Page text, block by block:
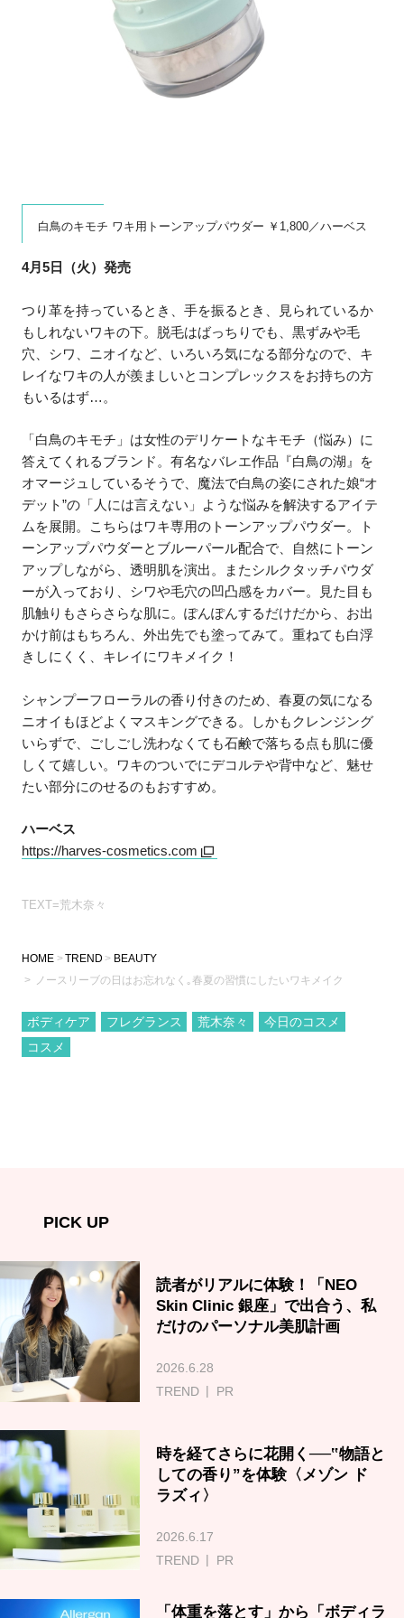
白鳥のキモチ ワキ用トーンアップパウダー ￥1,800／ハーベス
4月5日（火）発売
つり革を持っているとき、手を振るとき、見られているか
もしれないワキの下。脱毛はばっちりでも、黒ずみや毛
穴、シワ、ニオイなど、いろいろ気になる部分なので、キ
レイなワキの人が羨ましいとコンプレックスをお持ちの方
もいるはず…。
「白鳥のキモチ」は女性のデリケートなキモチ（悩み）に
答えてくれるブランド。有名なバレエ作品『白鳥の湖』を
オマージュしているそうで、魔法で白鳥の姿にされた娘“オ
デット”の「人には言えない」ような悩みを解決するアイテ
ムを展開。こちらはワキ専用のトーンアップパウダー。ト
ーンアップパウダーとブルーパール配合で、自然にトーン
アップしながら、透明肌を演出。またシルクタッチパウダ
ーが入っており、シワや毛穴の凹凸感をカバー。見た目も
肌触りもさらさらな肌に。ぽんぽんするだけだから、お出
かけ前はもちろん、外出先でも塗ってみて。重ねても白浮
きしにくく、キレイにワキメイク！
シャンプーフローラルの香り付きのため、春夏の気になる
ニオイもほどよくマスキングできる。しかもクレンジング
いらずで、ごしごし洗わなくても石鹸で落ちる点も肌に優
しくて嬉しい。ワキのついでにデコルテや背中など、魅せ
たい部分にのせるのもおすすめ。
ハーベス
https://harves-cosmetics.com
TEXT=荒木奈々
HOME TREND
BEAUTY
ノースリーブの日はお忘れなく｡春夏の習慣にしたいワキメイク
ボディケア フレグランス 荒木奈々
今日のコスメ
コスメ
PICK UP
読者がリアルに体験！「NEO
Skin Clinic 銀座」で出合う、私
だけのパーソナル美肌計画
2026.6.28
TREND
PR
時を経てさらに花開く──‟物語と
しての香り”を体験〈メゾン ド
ラズィ〉
2026.6.17
TREND
PR
「体重を落とす」から「ボディラ